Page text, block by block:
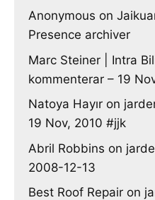
Anonymous on
Presence archiver
Marc Steiner | Intra
kommenterar – 19
Natoya Hayır on
19 Nov, 2010 #jjk
Abril Robbins on
2008-12-13
Best Roof Repair on